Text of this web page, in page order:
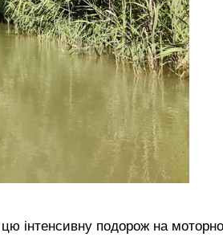
інтенсивну подорож на